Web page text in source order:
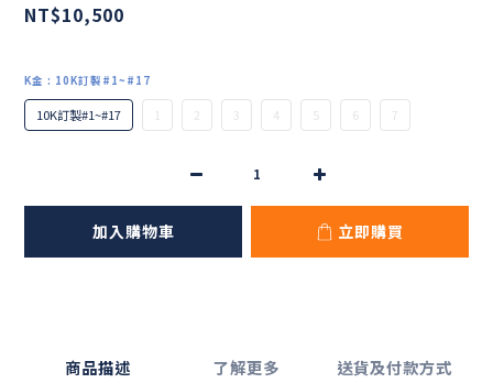
NT$10,500
K金 : 10K訂製#1~#17
10K訂製#1~#17 1 2 3 4 5 6 7
加入購物車 立即購買
商品描述 了解更多 送貨及付款方式